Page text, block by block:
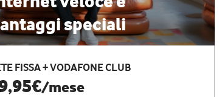
speciali
FISSA + VODAFONE CLUB
/mese